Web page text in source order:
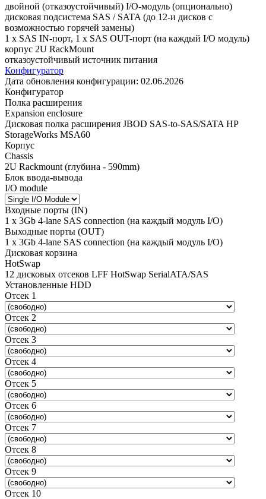
двойной (отказоустойчивый) I/O-модуль (опционально)
дисковая подсистема SAS / SATA (до 12-и дисков с
возможностью горячей замены)
1 x SAS IN-порт, 1 x SAS OUT-порт (на каждый I/O модуль)
корпус 2U RackMount
отказоустойчивый источник питания
Конфигуратор
Дата обновления конфигурации: 02.06.2026
Конфигуратор
Полка расширения
Expansion enclosure
Дисковая полка расширения JBOD SAS-to-SAS/SATA HP
StorageWorks MSA60
Корпус
Chassis
2U Rackmount (глубина - 590mm)
Блок ввода-вывода
I/O module
Входные порты (IN)
1 x 3Gb 4-lane SAS connection (на каждый модуль I/O)
Выходные порты (OUT)
1 x 3Gb 4-lane SAS connection (на каждый модуль I/O)
Дисковая корзина
HotSwap
12 дисковых отсеков LFF HotSwap SerialATA/SAS
Установленные HDD
Отсек 1
Отсек 2
Отсек 3
Отсек 4
Отсек 5
Отсек 6
Отсек 7
Отсек 8
Отсек 9
Отсек 10